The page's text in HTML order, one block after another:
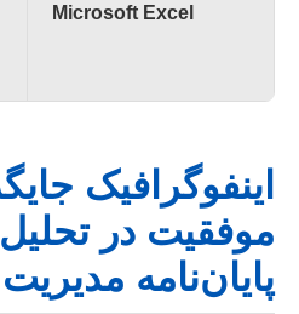
Microsoft Excel
اینفوگرافیک
موفقیت در تحلیل
پایان‌نامه مدیریت